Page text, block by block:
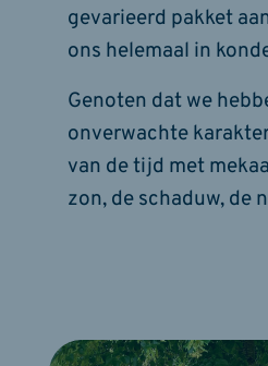
gevarieerd pakket
ons helemaal in
Genoten dat we
onverwachte
van de tijd met
zon, de schaduw, de